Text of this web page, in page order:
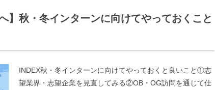
】秋・冬インターンに向けてやっておくこと
INDEX秋・冬インターンに向けてやっておくと良いこと①志
望業界・志望企業を見直してみる②OB・OG訪問を通じて仕